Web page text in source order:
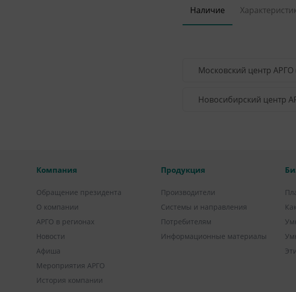
Наличие
Московский центр АРГО
Новосибирский центр
Компания
Обращение президента
О компании
АРГО в регионах
Новости
Афиша
Мероприятия АРГО
История компании
Продукция
Производители
Системы и направления
Потребителям
Информационные материалы